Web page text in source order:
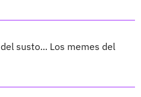
susto... Los memes del